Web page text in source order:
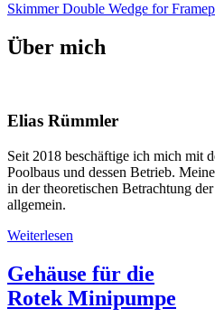
Skimmer Double Wedge for
Über mich
Elias Rümmler
Seit 2018 beschäftige ich mich mit
Poolbaus und dessen Betrieb.
in der theoretischen Betrachtung
allgemein.
Weiterlesen
Gehäuse für die
Rotek Minipumpe